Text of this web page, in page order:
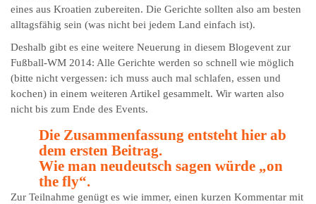
eines aus Kroatien zubereiten. Die Gerichte sollten also am besten
alltagsfähig sein (was nicht bei jedem Land einfach ist).
Deshalb gibt es eine weitere Neuerung in diesem Blogevent zur
Fußball-WM 2014: Alle Gerichte werden so schnell wie möglich
(bitte nicht vergessen: ich muss auch mal schlafen, essen und
kochen) in einem weiteren Artikel gesammelt. Wir warten also
nicht bis zum Ende des Events.
Die Zusammenfassung entsteht hier ab
dem ersten Beitrag.
Wie man neudeutsch sagen würde „on
the fly“.
Zur Teilnahme genügt es wie immer, einen kurzen Kommentar mit